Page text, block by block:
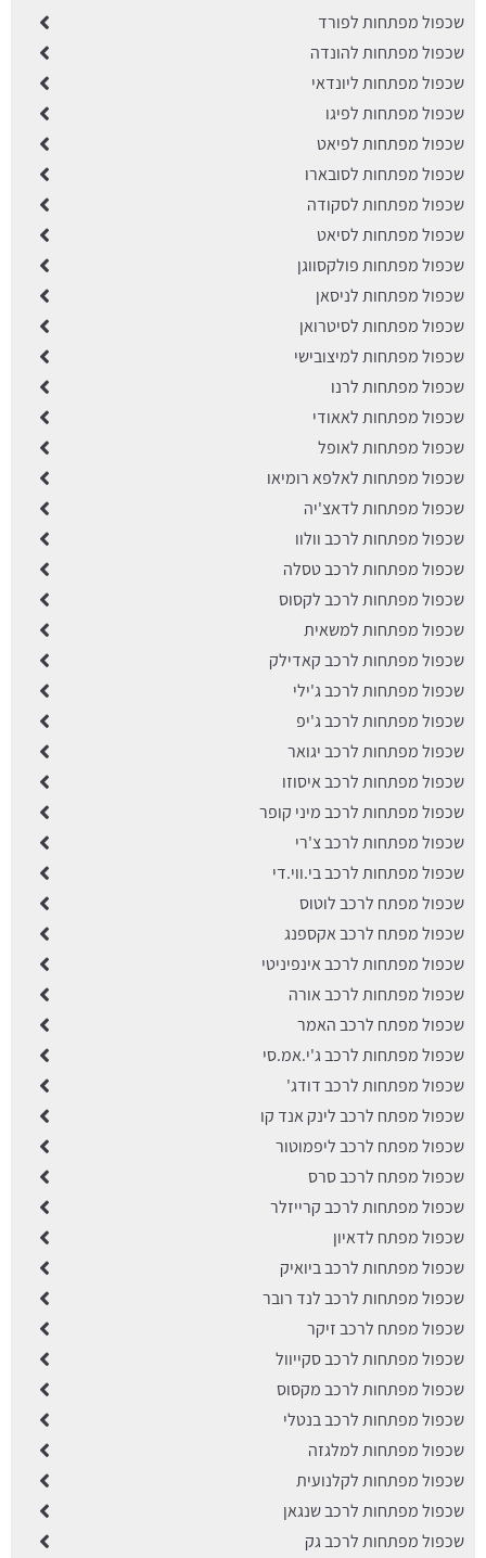
שכפול מפתחות לפורד
שכפול מפתחות להונדה
שכפול מפתחות ליונדאי
שכפול מפתחות לפיגו
שכפול מפתחות לפיאט
שכפול מפתחות לסובארו
שכפול מפתחות לסקודה
שכפול מפתחות לסיאט
שכפול מפתחות פולקסווגן
שכפול מפתחות לניסאן
שכפול מפתחות לסיטרואן
שכפול מפתחות למיצובישי
שכפול מפתחות לרנו
שכפול מפתחות לאאודי
שכפול מפתחות לאופל
שכפול מפתחות לאלפא רומיאו
שכפול מפתחות לדאצ'יה
שכפול מפתחות לרכב וולוו
שכפול מפתחות לרכב טסלה
שכפול מפתחות לרכב לקסוס
שכפול מפתחות למשאית
שכפול מפתחות לרכב קאדילק
שכפול מפתחות לרכב ג'ילי
שכפול מפתחות לרכב ג'יפ
שכפול מפתחות לרכב יגואר
שכפול מפתחות לרכב איסוזו
שכפול מפתחות לרכב מיני קופר
שכפול מפתחות לרכב צ'רי
שכפול מפתחות לרכב בי.ווי.די
שכפול מפתח לרכב לוטוס
שכפול מפתח לרכב אקספנג
שכפול מפתחות לרכב אינפיניטי
שכפול מפתחות לרכב אורה
שכפול מפתח לרכב האמר
שכפול מפתחות לרכב ג'י.אמ.סי
שכפול מפתחות לרכב דודג'
שכפול מפתח לרכב לינק אנד קו
שכפול מפתח לרכב ליפמוטור
שכפול מפתח לרכב סרס
שכפול מפתחות לרכב קרייזלר
שכפול מפתח לדאיון
שכפול מפתחות לרכב ביואיק
שכפול מפתחות לרכב לנד רובר
שכפול מפתח לרכב זיקר
שכפול מפתחות לרכב סקייוול
שכפול מפתחות לרכב מקסוס
שכפול מפתחות לרכב בנטלי
שכפול מפתחות למלגזה
שכפול מפתחות לקלנועית
שכפול מפתחות לרכב שנגאן
שכפול מפתחות לרכב גק